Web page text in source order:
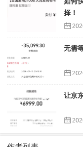
择！
无需
让京